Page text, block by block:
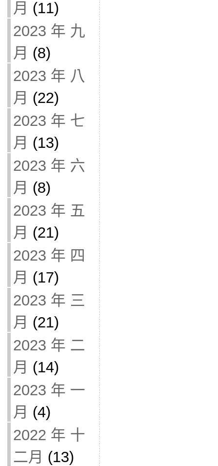
月 (11)
2023 年 九
月 (8)
2023 年 八
月 (22)
2023 年 七
月 (13)
2023 年 六
月 (8)
2023 年 五
月 (21)
2023 年 四
月 (17)
2023 年 三
月 (21)
2023 年 二
月 (14)
2023 年 一
月 (4)
2022 年 十
二月 (13)